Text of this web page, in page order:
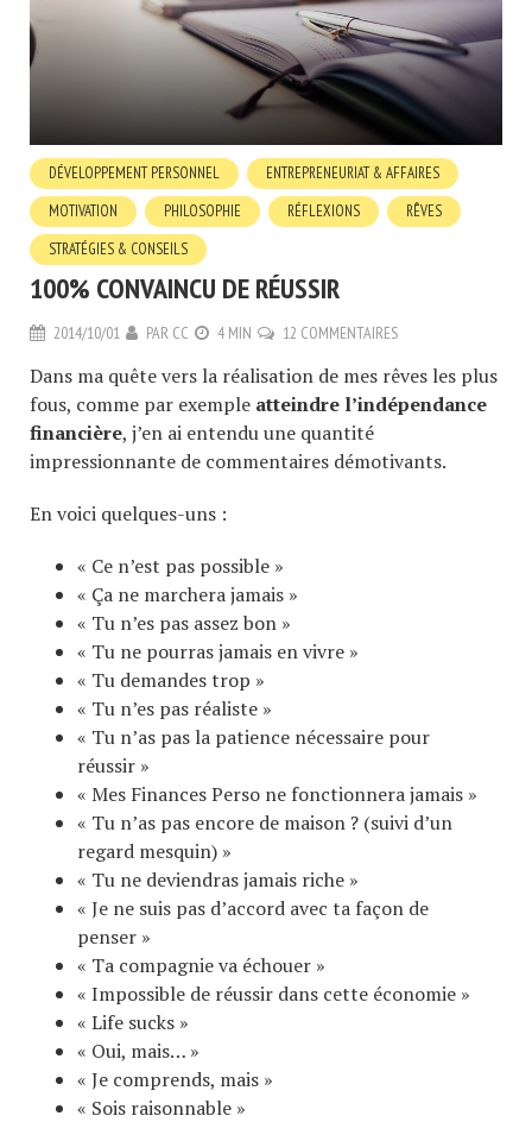
DÉVELOPPEMENT PERSONNEL
ENTREPRENEURIAT & AFFAIRES
MOTIVATION
PHILOSOPHIE RÉFLEXIONS
RÊVES
STRATÉGIES & CONSEILS
100% CONVAINCU DE RÉUSSIR
2014/10/01 PAR CC 4 MIN 12 COMMENTAIRES
Dans ma quête vers la réalisation de mes rêves les plus
fous, comme par exemple atteindre l’indépendance
financière, j’en ai entendu une quantité
impressionnante de commentaires démotivants.
En voici quelques-uns :
« Ce n’est pas possible »
« Ça ne marchera jamais »
« Tu n’es pas assez bon »
« Tu ne pourras jamais en vivre »
« Tu demandes trop »
« Tu n’es pas réaliste »
« Tu n’as pas la patience nécessaire pour
réussir »
« Mes Finances Perso ne fonctionnera jamais »
« Tu n’as pas encore de maison ? (suivi d’un
regard mesquin) »
« Tu ne deviendras jamais riche »
« Je ne suis pas d’accord avec ta façon de
penser »
« Ta compagnie va échouer »
« Impossible de réussir dans cette économie »
« Life sucks »
« Oui, mais… »
« Je comprends, mais »
« Sois raisonnable »